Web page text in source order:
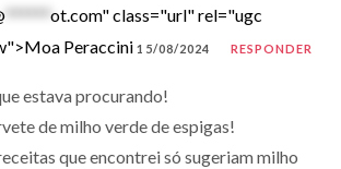
******ot.com" class="url" rel="ugc
Peraccini 15/08/2024 RESPONDER
estava procurando!
de milho verde de espigas!
que encontrei só sugeriam milho